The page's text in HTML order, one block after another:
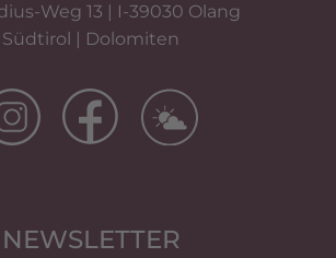
Weg 13 | I-39030 Olang
Südtirol | Dolomiten
NEWSLETTER